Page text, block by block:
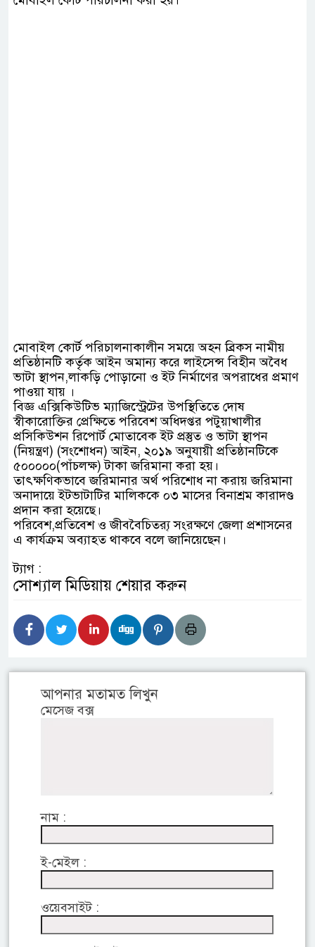
মোবাইল কোর্ট পরিচালনাকালীন সময়ে অহন ব্রিকস নামীয়
প্রতিষ্ঠানটি কর্তৃক আইন অমান্য করে লাইসেন্স বিহীন অবৈধ
ভাটা স্থাপন,লাকড়ি পোড়ানো ও ইট নির্মাণের অপরাধের প্রমাণ
পাওয়া যায় ।
বিজ্ঞ এক্সিকিউটিভ ম্যাজিস্ট্রেটের উপস্থিতিতে দোষ
স্বীকারোক্তির প্রেক্ষিতে পরিবেশ অধিদপ্তর পটুয়াখালীর
প্রসিকিউশন রিপোর্ট মোতাবেক ইট প্রস্তুত ও ভাটা স্থাপন
(নিয়ন্ত্রণ) (সংশোধন) আইন, ২০১৯ অনুযায়ী প্রতিষ্ঠানটিকে
৫০০০০০(পাঁচলক্ষ) টাকা জরিমানা করা হয়।
তাৎক্ষণিকভাবে জরিমানার অর্থ পরিশোধ না করায় জরিমানা
অনাদায়ে ইটভাটাটির মালিককে ০৩ মাসের বিনাশ্রম কারাদণ্ড
প্রদান করা হয়েছে।
পরিবেশ,প্রতিবেশ ও জীববৈচিত্র‍্য সংরক্ষণে জেলা প্রশাসনের
এ কার্যক্রম অব্যাহত থাকবে বলে জানিয়েছেন।
ট্যাগ :
সোশ্যাল মিডিয়ায় শেয়ার করুন
আপনার মতামত লিখুন
মেসেজ বক্স
নাম :
ই-মেইল :
ওয়েবসাইট :